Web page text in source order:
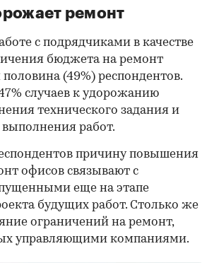
ремонт
00:00
с подрядчиками в качестве
бюджета на ремонт
половина (49%) респондентов.
случаев к удорожанию
технического задания и
работ.
причину повышения
офисов связывают с
еще на этапе
будущих работ. Столько же
ограничений на ремонт,
управляющими компаниями.